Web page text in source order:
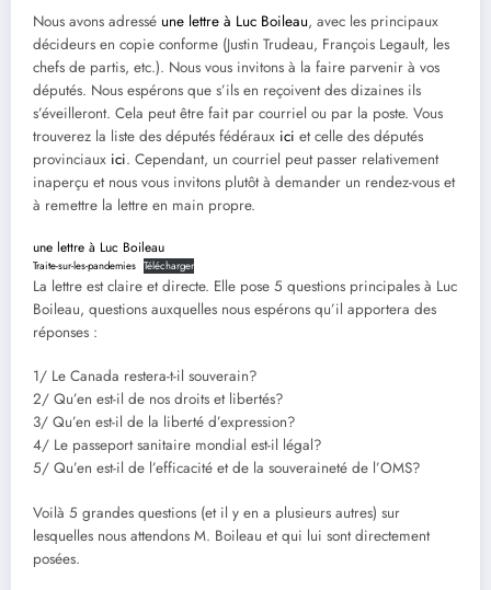
Nous avons adressé une lettre à Luc Boileau, avec les principaux
décideurs en copie conforme (Justin Trudeau, François Legault, les
chefs de partis, etc.). Nous vous invitons à la faire parvenir à vos
députés. Nous espérons que s’ils en reçoivent des dizaines ils
s’éveilleront. Cela peut être fait par courriel ou par la poste. Vous
trouverez la liste des députés fédéraux ici et celle des députés
provinciaux ici. Cependant, un courriel peut passer relativement
inaperçu et nous vous invitons plutôt à demander un rendez-vous et
à remettre la lettre en main propre.
une lettre à Luc Boileau
Traite-sur-les-pandemies Télécharger
La lettre est claire et directe. Elle pose 5 questions principales à Luc
Boileau, questions auxquelles nous espérons qu’il apportera des
réponses :
1/ Le Canada restera-t-il souverain?
2/ Qu’en est-il de nos droits et libertés?
3/ Qu’en est-il de la liberté d’expression?
4/ Le passeport sanitaire mondial est-il légal?
5/ Qu’en est-il de l’efficacité et de la souveraineté de l’OMS?
Voilà 5 grandes questions (et il y en a plusieurs autres) sur
lesquelles nous attendons M. Boileau et qui lui sont directement
posées.